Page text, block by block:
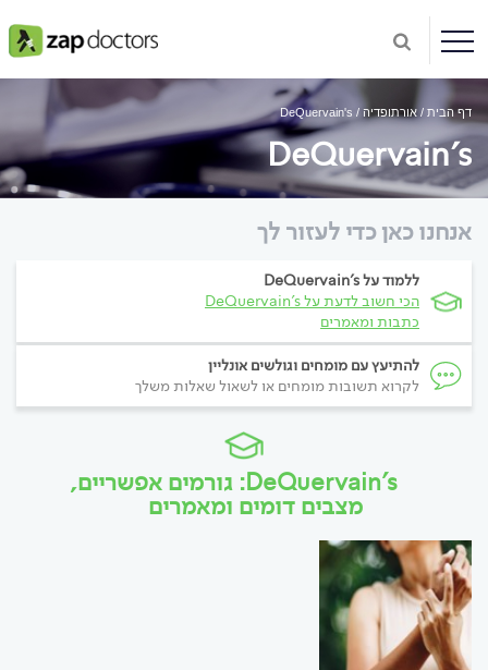
דף הבית אורתופדיה DeQuervain's
DeQuervain's
אנחנו כאן כדי לעזור לך
ללמוד על DeQuervain's
הכי חשוב לדעת על DeQuervain's
כתבות ומאמרים
להתיעץ עם מומחים וגולשים אונליין
לקרוא תשובות מומחים או לשאול שאלות משלך
DeQuervain's: גורמים אפשריים,
מצבים דומים ומאמרים